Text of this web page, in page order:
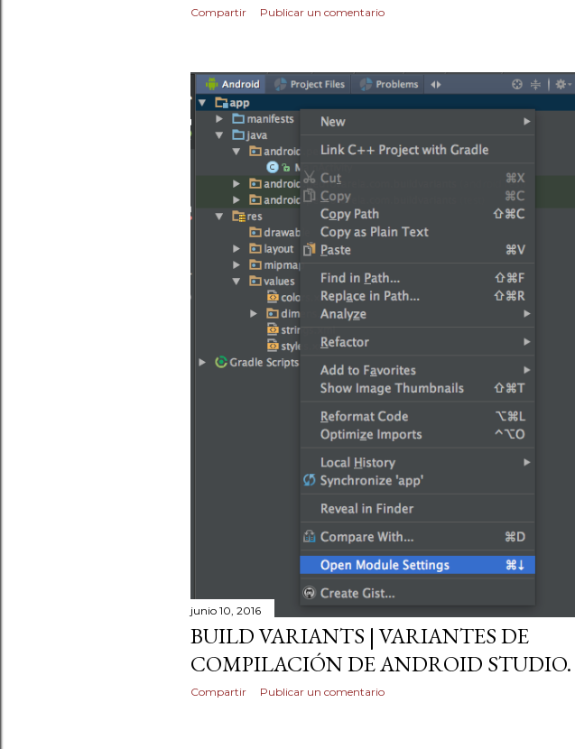
Compartir Publicar un comentario
junio 10, 2016
BUILD VARIANTS | VARIANTES DE
COMPILACIÓN DE ANDROID STUDIO.
Compartir Publicar un comentario